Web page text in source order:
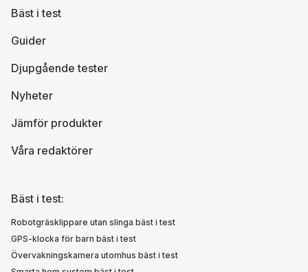
Bäst i test
Guider
Djupgående tester
Nyheter
Jämför produkter
Våra redaktörer
Bäst i test:
Robotgräsklippare utan slinga bäst i test
GPS-klocka för barn bäst i test
Övervakningskamera utomhus bäst i test